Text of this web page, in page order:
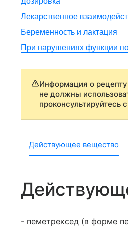
Лекарственное
Беременность и лактация
При нарушениях функции
Информация о
не должны
проконсультируйтесь
Действующее вещество
- пеметрексед (в форме